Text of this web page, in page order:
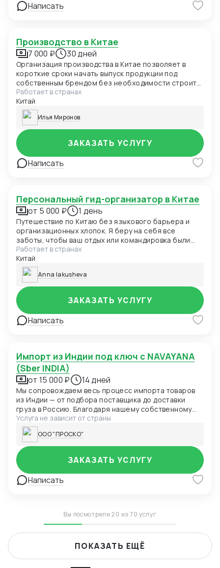
Написать
Производство в Китае
7 000 ₽ 30 дней
Организация производства в Китае позволяет в
короткие сроки начать выпуск продукции под
собственным брендом без необходимости строить
завод или фабрику. Это мировая практика, которой
активно пользуются и небольшие фирмы, и
международные корпорации. Я помогаю
российским предпринимателям легко и быстро
организовать OEM или ODM производство в КНР.
Работает в странах
Китай
Илья Миронов
Написать
ЗАКАЗАТЬ УСЛУГУ
Персональный гид-организатор в Китае
от 5 000 ₽ 1 день
Путешествие по Китаю без языкового барьера и
организационных хлопок. Я беру на себя все
заботы, чтобы ваш отдых или командировка были
максимально гладкими и комфортными. Что я
сделаю для вас: До поездки: Составлю идеальный
маршрут, забронирую отели, куплю билеты на
скоростные поезда и в музеи/
достопримечательности (что избавит вас от
очередей). Во время поездки: Встречу, сопровожу
по запланированному маршруту, буду вашим гидом
и переводчиком, помогу в общении с местными,
порекомендую проверенные рестораны и решу
удовольствие от поездки, зная, что все детали под
контролем.
Работает в странах
Китай
Anna Iakusheva
Написать
ЗАКАЗАТЬ УСЛУГУ
Импорт из Индии под ключ с NAVAYANA
(Sber INDIA)
от 15 000 ₽ 14 дней
Мы сопровождаем весь процесс импорта товаров
из Индии — от подбора поставщика до доставки
груза в Россию. Благодаря нашему собственному
офису NAVAYANA в Индии и партнёрству с SBER INDIA,
вы получаете прямой выход на рынок, прозрачные
сделки и полный контроль на каждом этапе.
Собственный офис в Индии обеспечивает прямую
коммуникацию, контроль качества и полную
прозрачность сделки. Мы работаем только с
проверенными поставщиками и гарантируем
выполнение условий контракта.
Услуга не зависит от страны
ООО "ПРОСКО"
Написать
ЗАКАЗАТЬ УСЛУГУ
Вы посмотрели 20 из 70 услуг
ПОКАЗАТЬ ЕЩЁ